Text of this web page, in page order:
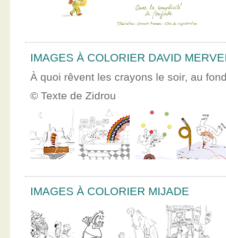
IMAGES À COLORIER DAVID
À quoi rêvent les crayons le soir, au
© Texte de Zidrou
IMAGES À COLORIER MIJADE